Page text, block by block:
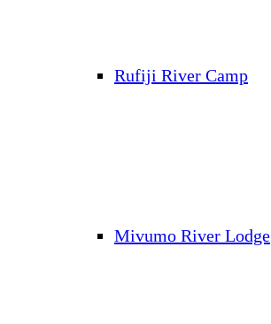
Rufiji River Camp
Mivumo River Lodge